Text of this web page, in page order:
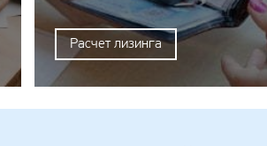
Расчет лизинга